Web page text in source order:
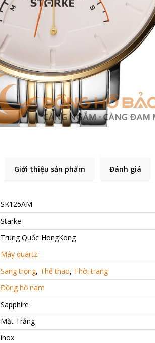
Giới thiệu sản phẩm Đánh giá
SK125AM
Starke
Trung Quốc HongKong
Máy quartz
Sang trọng, Thể thao, Thời trang
Đồng hồ nam
Sapphire
Mặt Trắng
inox